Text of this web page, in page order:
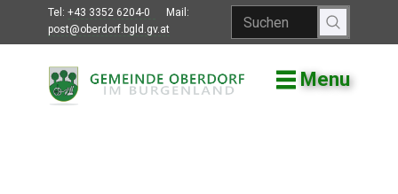
Tel: +43 3352 6204-0
Mail:
post@oberdorf.bgld.gv.at
Menu
Willkommen